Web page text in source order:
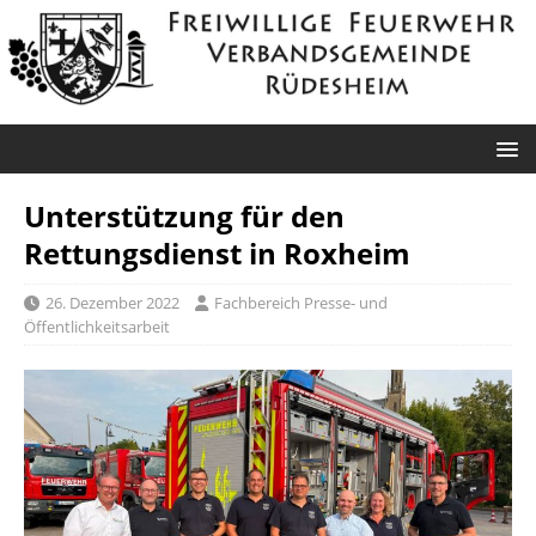
Unterstützung für den
Rettungsdienst in Roxheim
26. Dezember 2022
Fachbereich Presse- und
Öffentlichkeitsarbeit